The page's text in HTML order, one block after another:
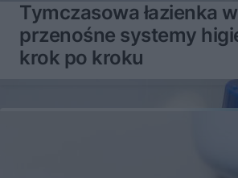
Tymczasowa łazienka
przenośne systemy
krok po kroku